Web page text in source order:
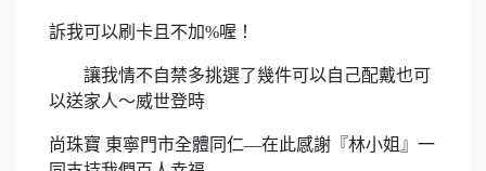
訴我可以刷卡且不加%喔！
讓我情不自禁多挑選了幾件可以自己配戴也可
以送家人～威世登時
尚珠寶 東寧門市全體同仁—在此感謝『林小姐』一